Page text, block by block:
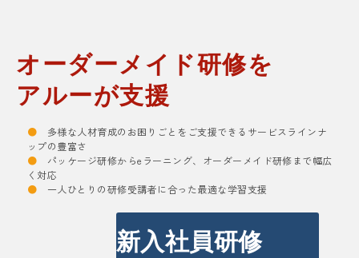
オーダーメイド研修を
アルーが支援
● 多様な人材育成のお困りごとをご支援できるサービスラインナ
ップの豊富さ
● パッケージ研修からeラーニング、オーダーメイド研修まで幅広
く対応
● 一人ひとりの研修受講者に合った最適な学習支援
新入社員研修